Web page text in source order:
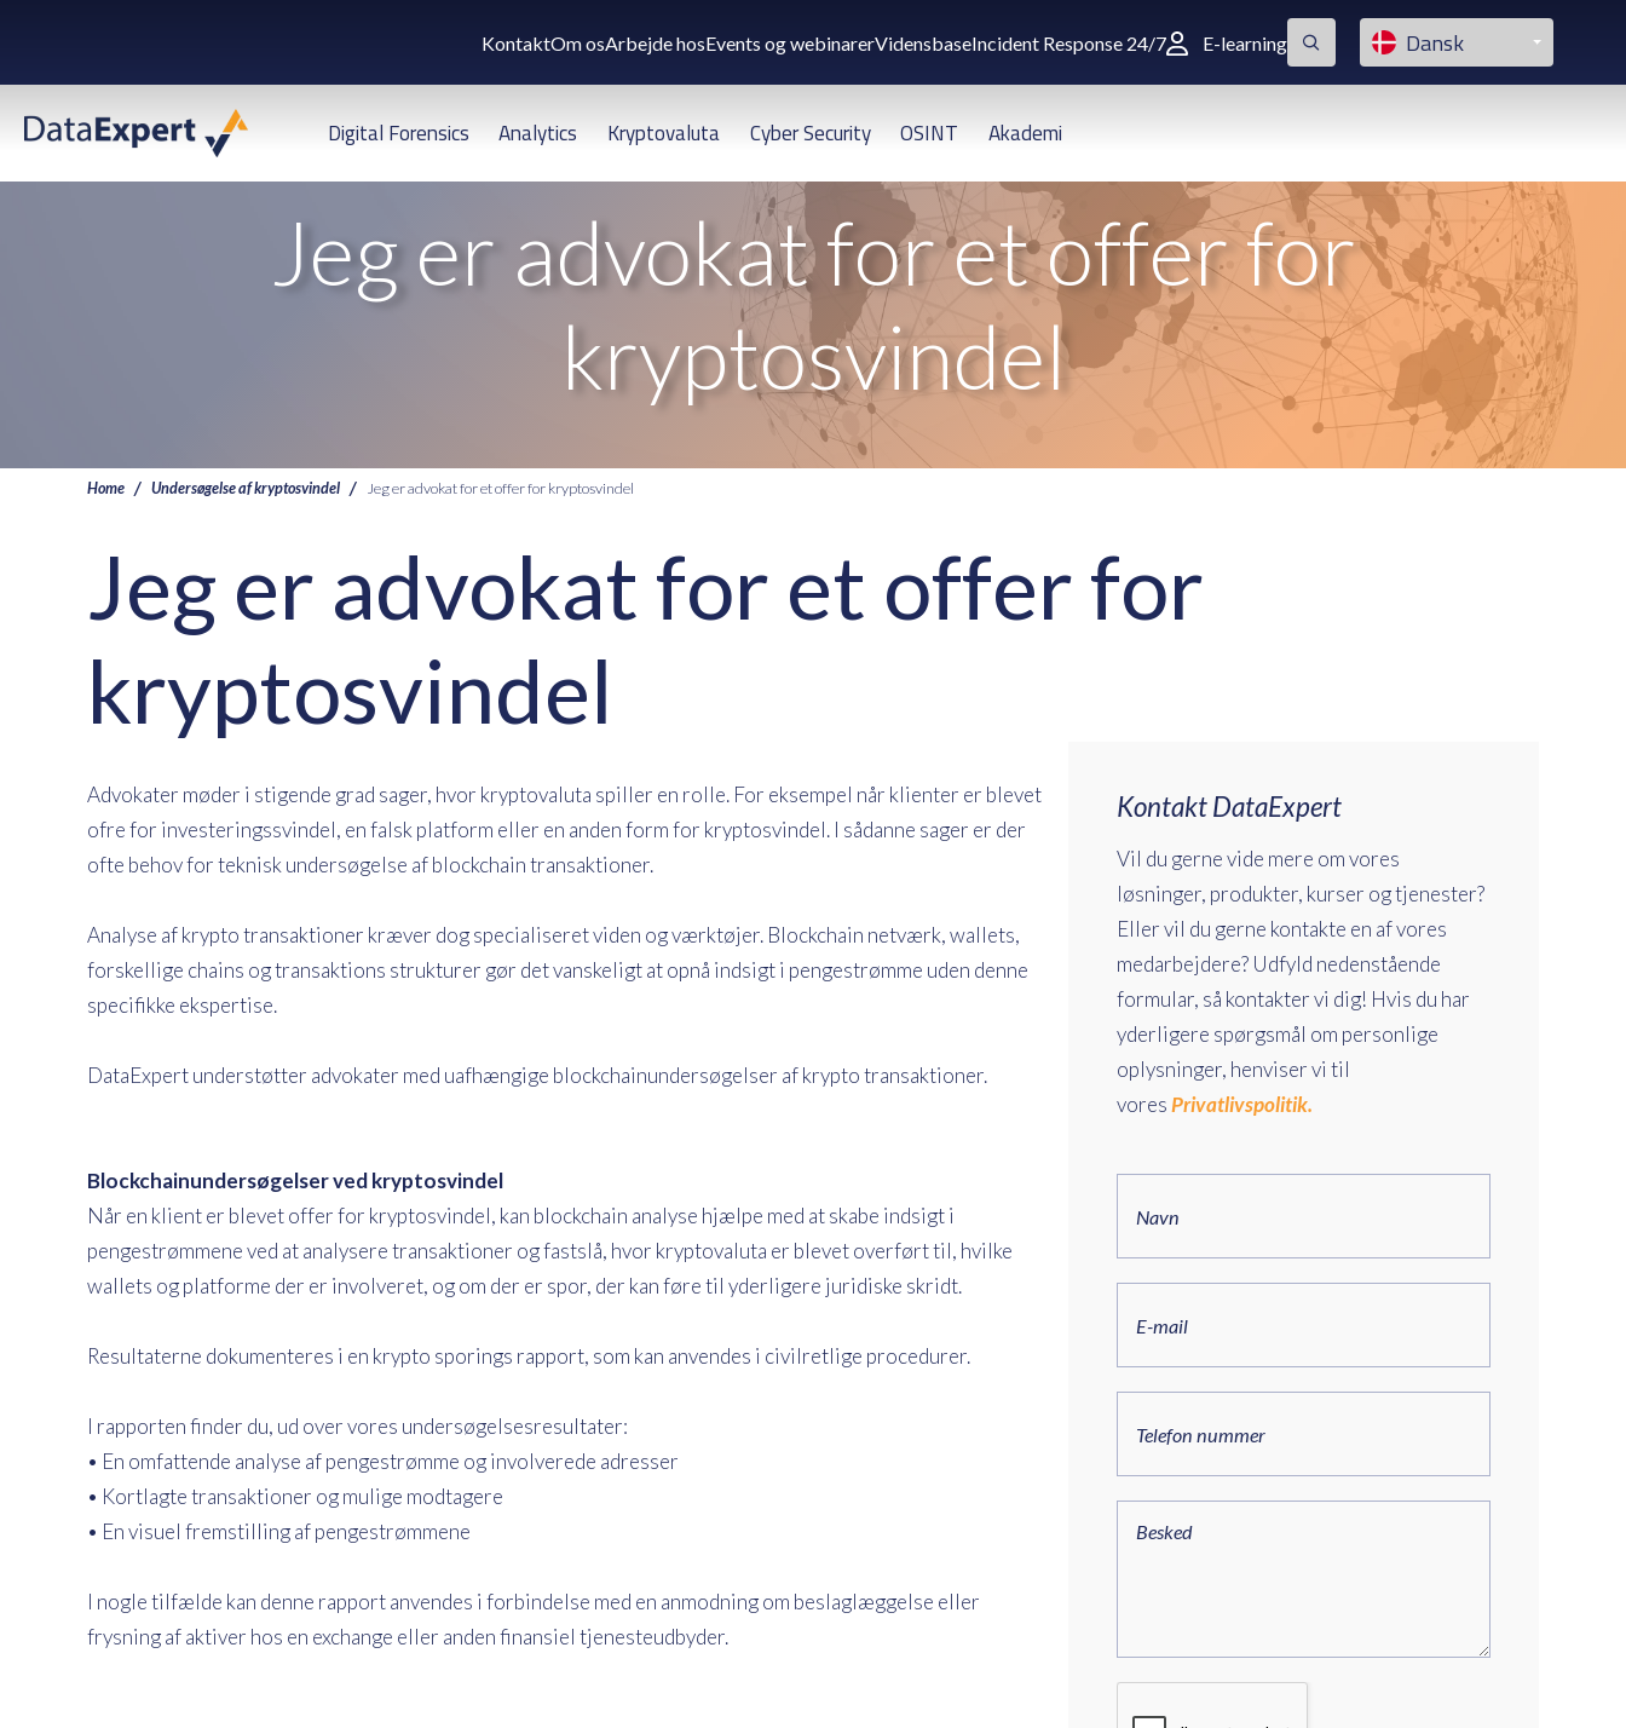
KontaktOm osArbejde hosEvents og webinarerVidensbaseIncident Response 24/7 E-learning Dansk
Digital Forensics Analytics Kryptovaluta Cyber Security OSINT Akademi
Jeg er advokat for et offer for
kryptosvindel
Home Undersøgelse af kryptosvindel Jeg er advokat for et offer for kryptosvindel
Jeg er advokat for et offer for
kryptosvindel
Advokater møder i stigende grad sager, hvor kryptovaluta spiller en rolle. For eksempel når klienter er blevet
ofre for investeringssvindel, en falsk platform eller en anden form for kryptosvindel. I sådanne sager er der
ofte behov for teknisk undersøgelse af blockchain transaktioner.
Analyse af krypto transaktioner kræver dog specialiseret viden og værktøjer. Blockchain netværk, wallets,
forskellige chains og transaktions strukturer gør det vanskeligt at opnå indsigt i pengestrømme uden denne
specifikke ekspertise.
DataExpert understøtter advokater med uafhængige blockchainundersøgelser af krypto transaktioner.
Blockchainundersøgelser ved kryptosvindel
Når en klient er blevet offer for kryptosvindel, kan blockchain analyse hjælpe med at skabe indsigt i
pengestrømmene ved at analysere transaktioner og fastslå, hvor kryptovaluta er blevet overført til, hvilke
wallets og platforme der er involveret, og om der er spor, der kan føre til yderligere juridiske skridt.
Resultaterne dokumenteres i en krypto sporings rapport, som kan anvendes i civilretlige procedurer.
I rapporten finder du, ud over vores undersøgelsesresultater:
• En omfattende analyse af pengestrømme og involverede adresser
• Kortlagte transaktioner og mulige modtagere
• En visuel fremstilling af pengestrømmene
I nogle tilfælde kan denne rapport anvendes i forbindelse med en anmodning om beslaglæggelse eller
frysning af aktiver hos en exchange eller anden finansiel tjenesteudbyder.
Kontakt DataExpert
Vil du gerne vide mere om vores
løsninger, produkter, kurser og tjenester?
Eller vil du gerne kontakte en af vores
medarbejdere? Udfyld nedenstående
formular, så kontakter vi dig! Hvis du har
yderligere spørgsmål om personlige
oplysninger, henviser vi til
voresPrivatlivspolitik.